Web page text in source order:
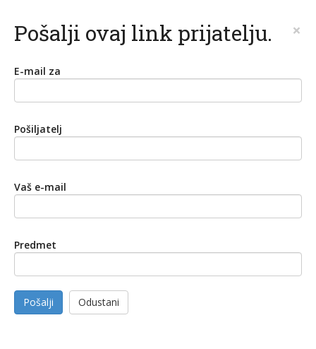
Pošalji ovaj link prijatelju. ×
E-mail za
Pošiljatelj
Vaš e-mail
Predmet
Pošalji Odustani